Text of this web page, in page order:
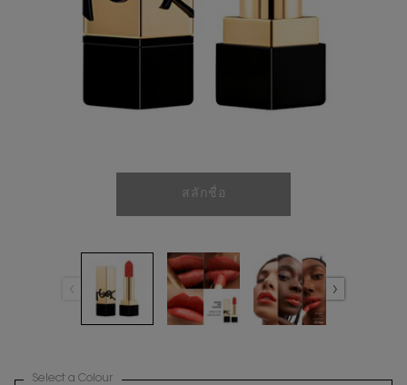
สลักชื่อ
Select a Colour for ลิปสติก ROUGE PUR COUTURE